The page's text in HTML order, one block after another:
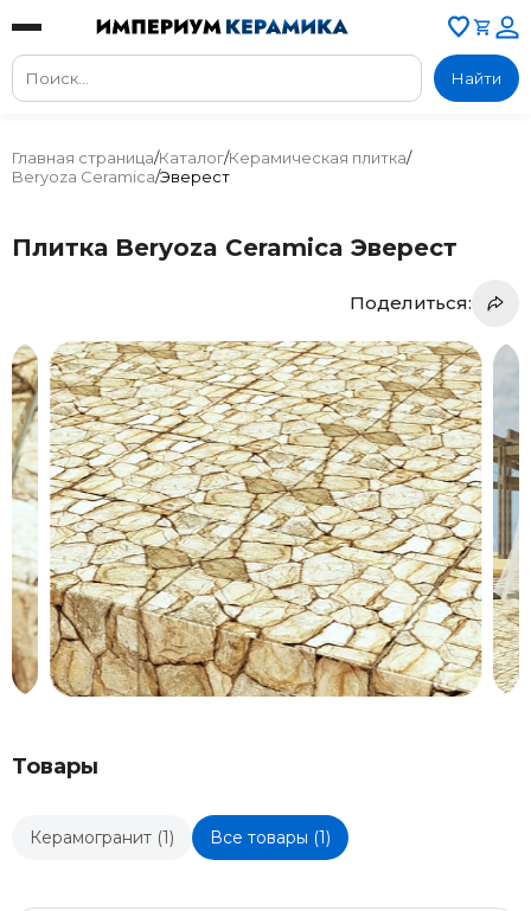
Найти
Главная страница/Каталог/Керамическая плитка/
Beryoza Ceramica/Эверест
Плитка Beryoza Ceramica Эверест
Поделиться:
Товары
Керамогранит (1) Все товары (1)